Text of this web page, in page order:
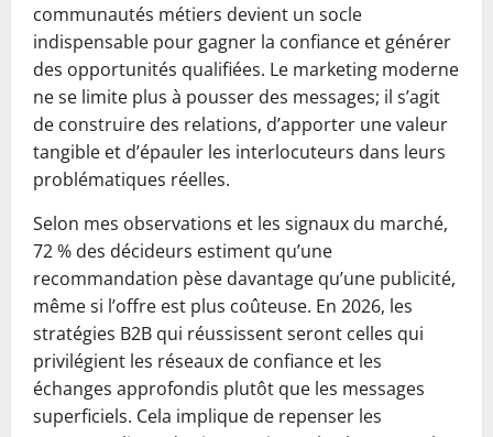
communautés métiers devient un socle
indispensable pour gagner la confiance et générer
des opportunités qualifiées. Le marketing moderne
ne se limite plus à pousser des messages; il s’agit
de construire des relations, d’apporter une valeur
tangible et d’épauler les interlocuteurs dans leurs
problématiques réelles.
Selon mes observations et les signaux du marché,
72 % des décideurs estiment qu’une
recommandation pèse davantage qu’une publicité,
même si l’offre est plus coûteuse. En 2026, les
stratégies B2B qui réussissent seront celles qui
privilégient les réseaux de confiance et les
échanges approfondis plutôt que les messages
superficiels. Cela implique de repenser les